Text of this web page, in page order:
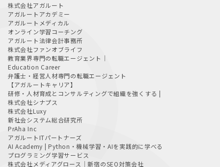
株式会社アガルート
アガルートアカデミー
アガルートメディカル
オンライン学習コーチング
アガルート法律会計事務所
株式会社ファンオブライフ
教育業界専門の転職エージェント｜
Education Career
弁護士・経営人材専門の転職エージェント
【アガルートキャリア】
研修・人材育成とコンサルティングで組織を強くする |
株式会社シナプス
株式会社Luxy
新社会システム総合研究所
PrAha Inc
アガルートITパートナーズ
AI Academy | Python・機械学習・AIを実践的に学べる
プログラミング学習サービス
株式会社メディアグロース｜新宿のSEO対策会社